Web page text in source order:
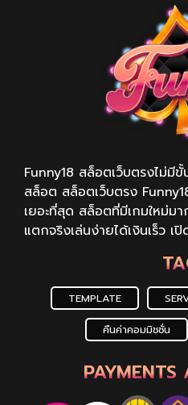
Funny18 สล็อตเว็บตรงไม่มีขั้
สล็อต สล็อตเว็บตรง
เยอะที่สุด สล็อตที่มีเกมใหม่ม
แตกจริงเล่นง่ายได้เงินเร็ว เ
TEMPLATE
คืนค่าคอมมิชชั่น
PAYMENTS